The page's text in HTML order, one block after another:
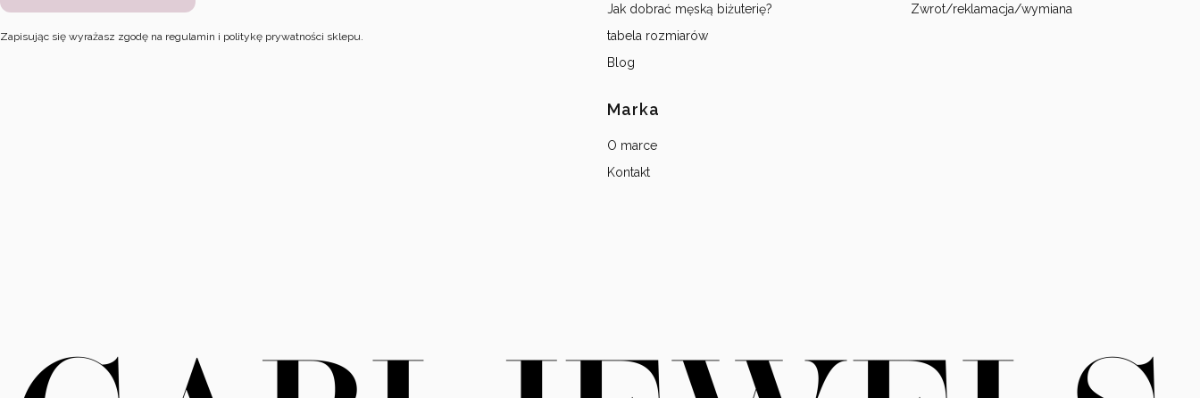
Zapisując się wyrażasz zgodę na regulamin i politykę prywatności sklepu.
Jak dobrać męską biżuterię?
tabela rozmiarów
Blog
Zwrot/reklamacja/wymiana
Marka
O marce
Kontakt